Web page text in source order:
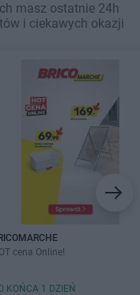
masz ostatnie 24h
i ciekawych okazji
cena Online!
KOŃCA 1 DZIEŃ